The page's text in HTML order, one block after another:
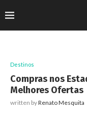
Destinos
Compras nos
Melhores Ofertas
written byRenato Mesquita